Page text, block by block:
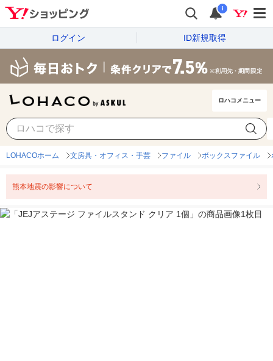
i
ログイン ID新規取得
ロハコメニュー
LOHACOホーム 文房具・オフィス・手芸 ファイル ボックスファイル
熊本地震の影響について